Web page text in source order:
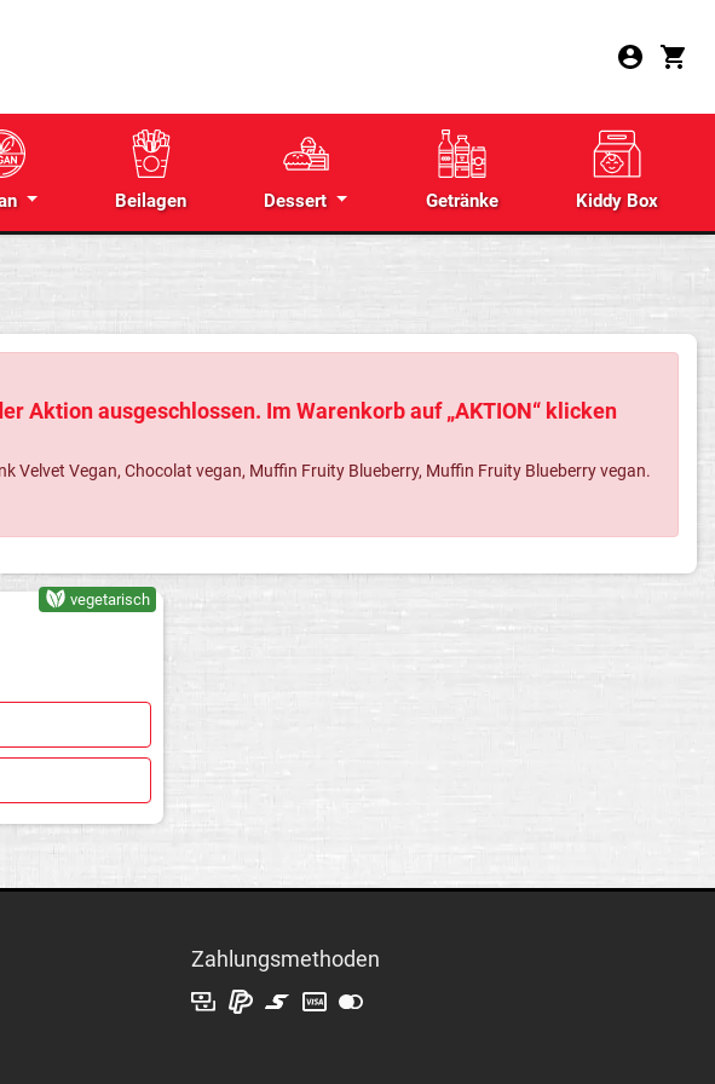
Beilagen Dessert Getränke Kiddy Box
Aktion ausgeschlossen. Im Warenkorb auf „AKTION“ klicken
Velvet Vegan, Chocolat vegan, Muffin Fruity Blueberry, Muffin Fruity Blueberry vegan.
vegetarisch
Zahlungsmethoden